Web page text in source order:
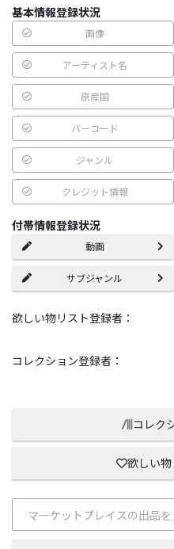
基本情報登録状況
画像
アーティスト名
原産国
バーコード
ジャンル
クレジット情報
付帯情報登録状況
動画
サブジャンル
欲しい物リスト登録者：
コレクション登録者：
コレク
欲しい
マーケットプレイスの出品を